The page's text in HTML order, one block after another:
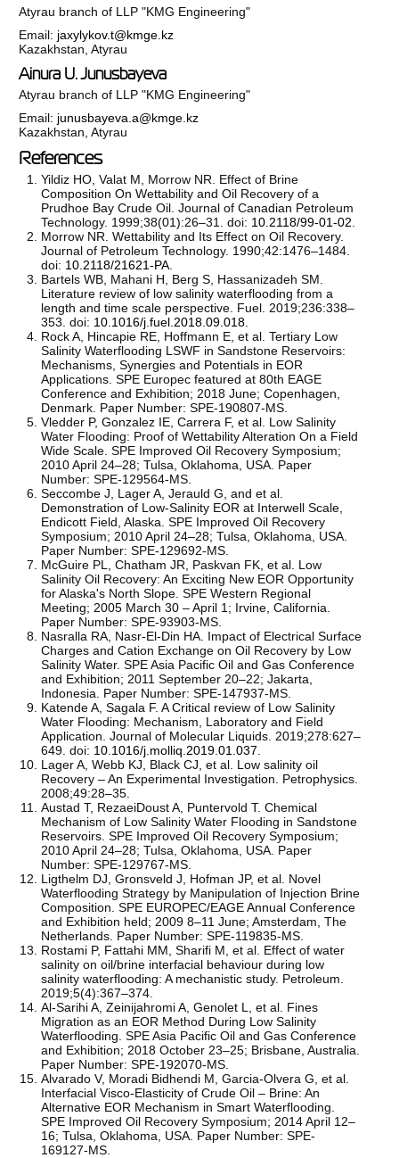
Atyrau branch of LLP "KMG Engineering"
Email: jaxylykov.t@kmge.kz
Kazakhstan, Atyrau
Ainura U. Junusbayeva
Atyrau branch of LLP "KMG Engineering"
Email: junusbayeva.a@kmge.kz
Kazakhstan, Atyrau
References
Yildiz HO, Valat M, Morrow NR. Effect of Brine
Composition On Wettability and Oil Recovery of a
Prudhoe Bay Crude Oil. Journal of Canadian Petroleum
Technology. 1999;38(01):26–31. doi: 10.2118/99-01-02
Morrow NR. Wettability and Its Effect on Oil Recovery.
Journal of Petroleum Technology. 1990;42:1476–1484.
doi: 10.2118/21621-PA
Bartels WB, Mahani H, Berg S, Hassanizadeh SM.
Literature review of low salinity waterflooding from a
length and time scale perspective. Fuel. 2019;236:338–
353. doi: 10.1016/j.fuel.2018.09.018
Rock A, Hincapie RE, Hoffmann E, et al. Tertiary Low
Salinity Waterflooding LSWF in Sandstone Reservoirs:
Mechanisms, Synergies and Potentials in EOR
Applications. SPE Europec featured at 80th EAGE
Conference and Exhibition; 2018 June; Copenhagen,
Denmark. Paper Number: SPE-190807-MS.
Vledder P, Gonzalez IE, Carrera F, et al. Low Salinity
Water Flooding: Proof of Wettability Alteration On a Field
Wide Scale. SPE Improved Oil Recovery Symposium;
2010 April 24–28; Tulsa, Oklahoma, USA. Paper
Number: SPE-129564-MS.
Seccombe J, Lager A, Jerauld G, and et al.
Demonstration of Low-Salinity EOR at Interwell Scale,
Endicott Field, Alaska. SPE Improved Oil Recovery
Symposium; 2010 April 24–28; Tulsa, Oklahoma, USA.
Paper Number: SPE-129692-MS.
McGuire PL, Chatham JR, Paskvan FK, et al. Low
Salinity Oil Recovery: An Exciting New EOR Opportunity
for Alaska's North Slope. SPE Western Regional
Meeting; 2005 March 30 – April 1; Irvine, California.
Paper Number: SPE-93903-MS.
Nasralla RA, Nasr-El-Din HA. Impact of Electrical Surface
Charges and Cation Exchange on Oil Recovery by Low
Salinity Water. SPE Asia Pacific Oil and Gas Conference
and Exhibition; 2011 September 20–22; Jakarta,
Indonesia. Paper Number: SPE-147937-MS.
Katende A, Sagala F. A Critical review of Low Salinity
Water Flooding: Mechanism, Laboratory and Field
Application. Journal of Molecular Liquids. 2019;278:627–
649. doi: 10.1016/j.molliq.2019.01.037
Lager A, Webb KJ, Black CJ, et al. Low salinity oil
Recovery – An Experimental Investigation. Petrophysics.
2008;49:28–35.
Austad T, RezaeiDoust A, Puntervold T. Chemical
Mechanism of Low Salinity Water Flooding in Sandstone
Reservoirs. SPE Improved Oil Recovery Symposium;
2010 April 24–28; Tulsa, Oklahoma, USA. Paper
Number: SPE-129767-MS.
Ligthelm DJ, Gronsveld J, Hofman JP, et al. Novel
Waterflooding Strategy by Manipulation of Injection Brine
Composition. SPE EUROPEC/EAGE Annual Conference
and Exhibition held; 2009 8–11 June; Amsterdam, The
Netherlands. Paper Number: SPE-119835-MS.
Rostami P, Fattahi MM, Sharifi M, et al. Effect of water
salinity on oil/brine interfacial behaviour during low
salinity waterflooding: A mechanistic study. Petroleum.
2019;5(4):367–374.
Al-Sarihi A, Zeinijahromi A, Genolet L, et al. Fines
Migration as an EOR Method During Low Salinity
Waterflooding. SPE Asia Pacific Oil and Gas Conference
and Exhibition; 2018 October 23–25; Brisbane, Australia.
Paper Number: SPE-192070-MS.
Alvarado V, Moradi Bidhendi M, Garcia-Olvera G, et al.
Interfacial Visco-Elasticity of Crude Oil – Brine: An
Alternative EOR Mechanism in Smart Waterflooding.
SPE Improved Oil Recovery Symposium; 2014 April 12–
16; Tulsa, Oklahoma, USA. Paper Number: SPE-
169127-MS.